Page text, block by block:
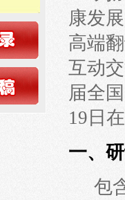
康发
高端
互动
届全
19日
一、
包